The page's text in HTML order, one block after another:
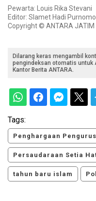
Pewarta: Louis Rika Stevani
Editor: Slamet Hadi Purnomo
Copyright © ANTARA JATIM
Dilarang keras mengambil
pengindeksan otomatis untuk
Kantor Berita ANTARA.
Tags:
Penghargaan Pengurus
Persaudaraan Setia
tahun baru islam